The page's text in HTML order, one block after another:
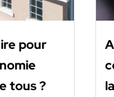
pour
tous ?